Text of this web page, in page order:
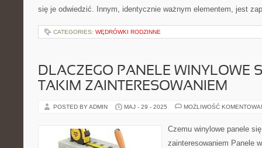
się je odwiedzić. Innym, identycznie ważnym elementem, jest
CATEGORIES: WĘDRÓWKI RODZINNE
DLACZEGO PANELE WINYLOWE
TAKIM ZAINTERESOWANIEM
POSTED BY ADMIN MAJ - 29 - 2025 MOŻLIWOŚĆ
Czemu winylowe panele
zainteresowaniem Panele